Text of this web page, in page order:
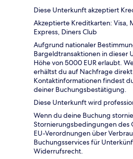
Diese Unterkunft akzeptiert
Akzeptierte Kreditkarten: Visa,
Express, Diners Club
Aufgrund nationaler
Bargeldtransaktionen in dieser
Höhe von 5000 EUR erlaubt.
erhältst du auf Nachfrage
Kontaktinformationen findest
deiner Buchungsbestätigung.
Diese Unterkunft wird
Wenn du deine Buchung
Stornierungsbedingungen des
EU-Verordnungen über
Buchungsservices für
Widerrufsrecht.